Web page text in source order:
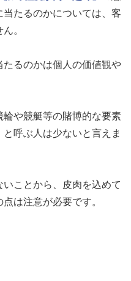
たるのかについては、客
。
るのかは個人の価値観や
輪や競艇等の賭博的な要素
と呼ぶ人は少ないと言えま
いことから、皮肉を込めて
は注意が必要です。